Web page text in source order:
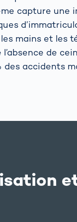
capture une
mains et les
de
des accidents